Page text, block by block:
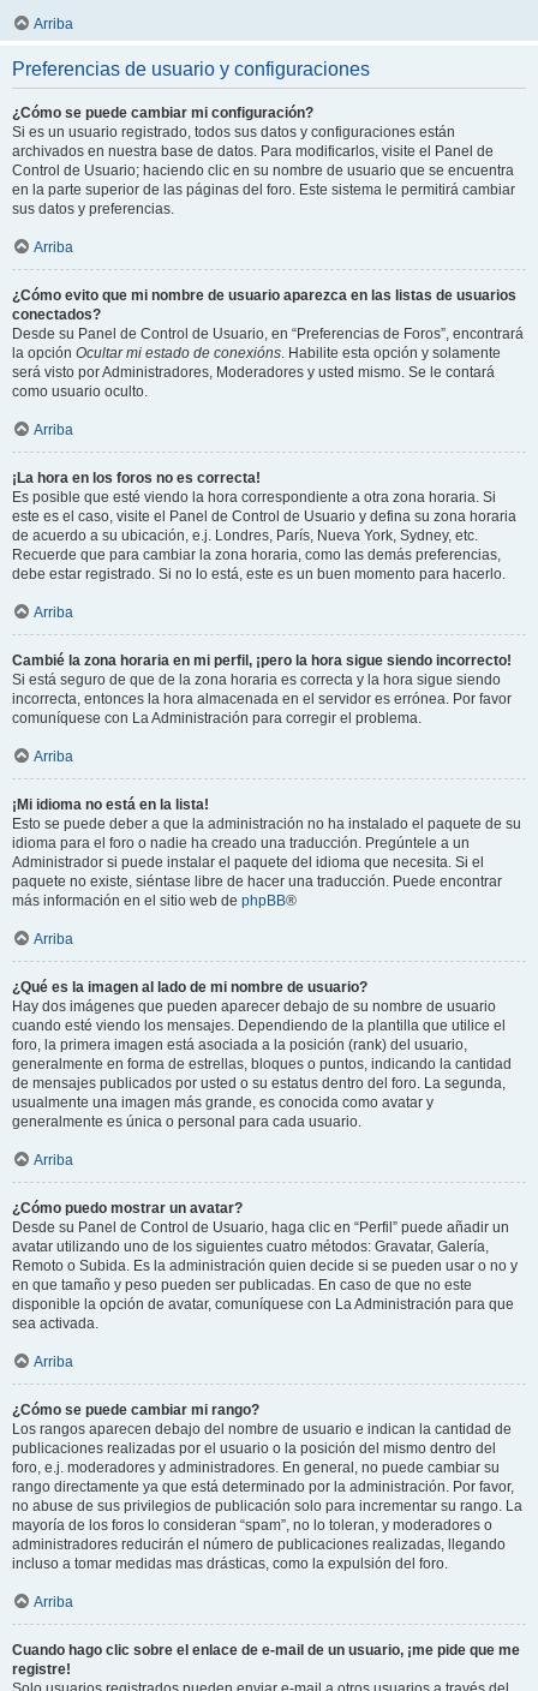
Arriba
Preferencias de usuario y configuraciones
¿Cómo se puede cambiar mi configuración?
Si es un usuario registrado, todos sus datos y configuraciones están
archivados en nuestra base de datos. Para modificarlos, visite el Panel de
Control de Usuario; haciendo clic en su nombre de usuario que se encuentra
en la parte superior de las páginas del foro. Este sistema le permitirá cambiar
sus datos y preferencias.
Arriba
¿Cómo evito que mi nombre de usuario aparezca en las listas de usuarios
conectados?
Desde su Panel de Control de Usuario, en “Preferencias de Foros”, encontrará
la opción Ocultar mi estado de conexións. Habilite esta opción y solamente
será visto por Administradores, Moderadores y usted mismo. Se le contará
como usuario oculto.
Arriba
¡La hora en los foros no es correcta!
Es posible que esté viendo la hora correspondiente a otra zona horaria. Si
este es el caso, visite el Panel de Control de Usuario y defina su zona horaria
de acuerdo a su ubicación, e.j. Londres, París, Nueva York, Sydney, etc.
Recuerde que para cambiar la zona horaria, como las demás preferencias,
debe estar registrado. Si no lo está, este es un buen momento para hacerlo.
Arriba
Cambié la zona horaria en mi perfil, ¡pero la hora sigue siendo incorrecto!
Si está seguro de que de la zona horaria es correcta y la hora sigue siendo
incorrecta, entonces la hora almacenada en el servidor es errónea. Por favor
comuníquese con La Administración para corregir el problema.
Arriba
¡Mi idioma no está en la lista!
Esto se puede deber a que la administración no ha instalado el paquete de su
idioma para el foro o nadie ha creado una traducción. Pregúntele a un
Administrador si puede instalar el paquete del idioma que necesita. Si el
paquete no existe, siéntase libre de hacer una traducción. Puede encontrar
más información en el sitio web de phpBB®
Arriba
¿Qué es la imagen al lado de mi nombre de usuario?
Hay dos imágenes que pueden aparecer debajo de su nombre de usuario
cuando esté viendo los mensajes. Dependiendo de la plantilla que utilice el
foro, la primera imagen está asociada a la posición (rank) del usuario,
generalmente en forma de estrellas, bloques o puntos, indicando la cantidad
de mensajes publicados por usted o su estatus dentro del foro. La segunda,
usualmente una imagen más grande, es conocida como avatar y
generalmente es única o personal para cada usuario.
Arriba
¿Cómo puedo mostrar un avatar?
Desde su Panel de Control de Usuario, haga clic en “Perfil” puede añadir un
avatar utilizando uno de los siguientes cuatro métodos: Gravatar, Galería,
Remoto o Subida. Es la administración quien decide si se pueden usar o no y
en que tamaño y peso pueden ser publicadas. En caso de que no este
disponible la opción de avatar, comuníquese con La Administración para que
sea activada.
Arriba
¿Cómo se puede cambiar mi rango?
Los rangos aparecen debajo del nombre de usuario e indican la cantidad de
publicaciones realizadas por el usuario o la posición del mismo dentro del
foro, e.j. moderadores y administradores. En general, no puede cambiar su
rango directamente ya que está determinado por la administración. Por favor,
no abuse de sus privilegios de publicación solo para incrementar su rango. La
mayoría de los foros lo consideran “spam”, no lo toleran, y moderadores o
administradores reducirán el número de publicaciones realizadas, llegando
incluso a tomar medidas mas drásticas, como la expulsión del foro.
Arriba
Cuando hago clic sobre el enlace de e-mail de un usuario, ¡me pide que me
registre!